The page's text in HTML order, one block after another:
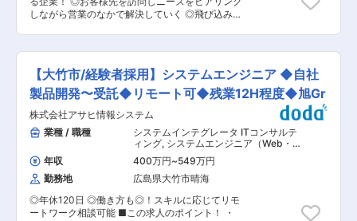
ータ世界2位とトップクラスのシェアを誇りま
えしています。 ・同社は社員一人ひとりが会社と
いう場を活用して自己実現を叶えて欲しいという
したり考える機会を提供しております。例えばキ
ャリアチャレンジ、ジョブローテーション、自己
申告制度など、当社で多様なキャリアを描く事が
可能です。
中途入社でも勤務しやすい雰囲気の職場です。工
場の生産を支えるやりがいのある仕事です。 ■働
き方/福利厚生： ・年間休日123日、有休取得率
生も充実しており、従業員の働き方を第一に考え
ております。 ■家賃補助制度について： 通勤可
能な範囲に住居がない方については、家賃補助の
サポートがあります。家賃補助については、家賃
の会社負担最大75,000円／月（※適用条件あり）
転居費用の初期費用補助も一部ございます。 ■同
社の特徴： ・同社はセルロース化学、有機合成化
学、高分子化学、化学工学をコア技術に化学の枠
を超えてさまざまな分野でグローバルに事業を展
開する総合化学メーカーです。酢酸セルロース、
キラルカラム・キラル充填剤世界1位、自動車エ
アバック用インフレータ世界2位とトップクラス
しながら営業のなかで解決していく ◎飛び込み営
PC、ITシステムに関するお客様への提案営業を行
っていただきます。 ・中四国を中心に西エリアの
お客様へ訪問したり、展示会やセミナーなどのイ
ベントに参加いただき、ヒアリング・提案をメイ
ンに行っていただきます。 〇強み ・同社ではSE
による受託開発も行っておりますので、お客様の
ご要望に対して「NO」は基本的にございませ
ん。 ・営業職としてお客様のニーズを引き出し、
いただいたご要望を実現可能な形に調整しながら
同社在籍のSEへパスするなど社内での連携も大切
になります。 〇IT系の知識 ・システムやPCなど
に関する知識は、入社後先輩社員やエンジニアか
らレクチャーを受けます。 ・現段階で知らないこ
とがあっても業務にチャレンジしていただくこと
【大竹市/経験者採用】システムエンジニア ◆自社
製品開発〜受託◆リモート可◆残業12H程度◆旭Gr
株式会社アサヒ情報システム
業種 / 職種
システムインテグレータ ITコンサルテ
ィング, システムエンジニア（Web・
オープン系・パッケージ開発） パッケ
ージ導入・システム導入
年収 400万円~549万円
勤務地
広島県大竹市晴海
◎年休120日 ◎働き方も◎！スキルに応じてリモ
ートワーク相談可能 ■この求人のポイント！ ・